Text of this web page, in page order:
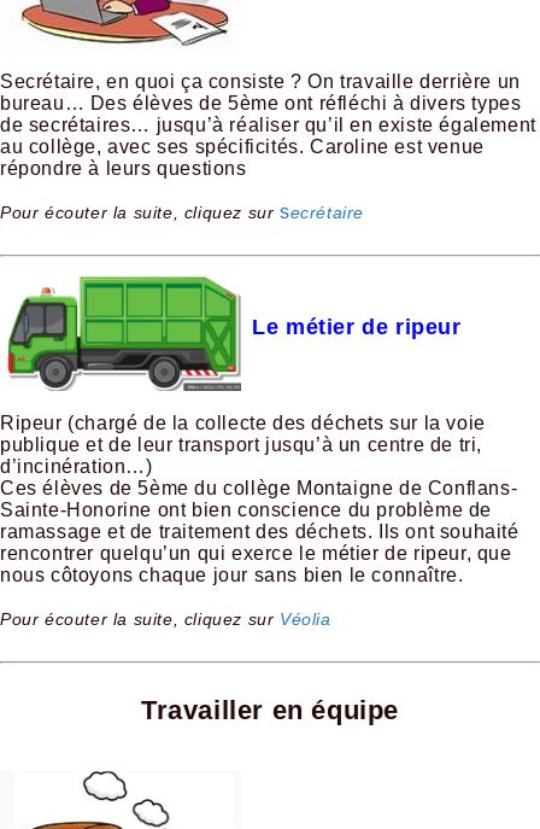
Secrétaire, en quoi ça consiste ? On travaille derrière un
bureau… Des élèves de 5ème ont réfléchi à divers types
de secrétaires… jusqu’à réaliser qu’il en existe également
au collège, avec ses spécificités. Caroline est venue
répondre à leurs questions
Pour écouter la suite, cliquez sur secrétaire
Le métier de ripeur
Ripeur (chargé de la collecte des déchets sur la voie
publique et de leur transport jusqu’à un centre de tri,
d’incinération…)
Ces élèves de 5ème du collège Montaigne de Conflans-
Sainte-Honorine ont bien conscience du problème de
ramassage et de traitement des déchets. Ils ont souhaité
rencontrer quelqu’un qui exerce le métier de ripeur, que
nous côtoyons chaque jour sans bien le connaître.
Pour écouter la suite, cliquez sur Véolia
Travailler en équipe